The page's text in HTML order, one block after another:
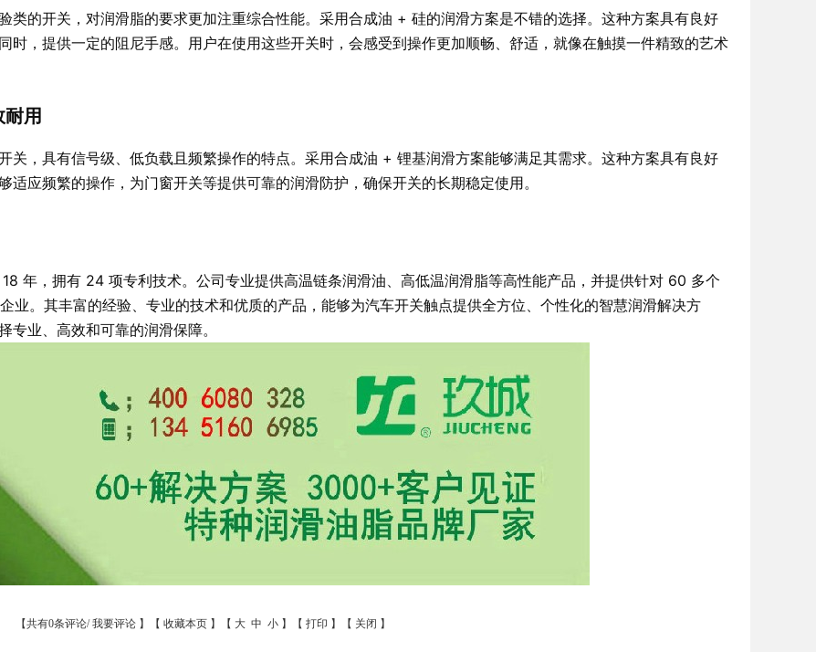
类的开关，对润滑脂的要求更加注重综合性能。采用合成油 + 硅的润滑方案是不错的选择。这种方案具有良好
时，提供一定的阻尼手感。用户在使用这些开关时，会感受到操作更加顺畅、舒适，就像在触摸一件精致的艺术
耐用
关，具有信号级、低负载且频繁操作的特点。采用合成油 + 锂基润滑方案能够满足其需求。这种方案具有良好
应频繁的操作，为门窗开关等提供可靠的润滑防护，确保开关的长期稳定使用。
年，拥有 24 项专利技术。公司专业提供高温链条润滑油、高低温润滑脂等高性能产品，并提供针对 60 多个
业。其丰富的经验、专业的技术和优质的产品，能够为汽车开关触点提供全方位、个性化的智慧润滑解决方
业、高效和可靠的润滑保障。
【共有0条评论/ 我要评论 】【 收藏本页 】【 大 中 小 】【 打印 】【 关闭 】